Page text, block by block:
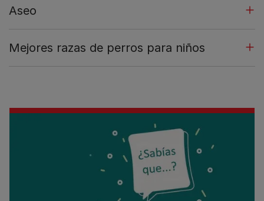
Aseo
Mejores razas de perros para niños